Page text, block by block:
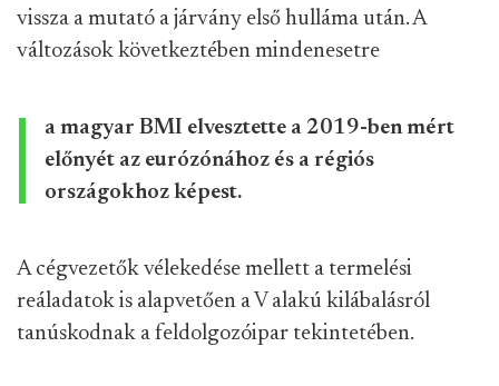
vissza a mutató a járvány első hulláma után. A
változások következtében mindenesetre
a magyar BMI elvesztette a 2019-ben mért
előnyét az eurózónához és a régiós
országokhoz képest.
A cégvezetők vélekedése mellett a termelési
reáladatok is alapvetően a V alakú kilábalásról
tanúskodnak a feldolgozóipar tekintetében.